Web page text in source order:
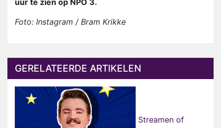
uur te zien op NPO 3.
Foto: Instagram / Bram Krikke
GERELATEERDE ARTIKELEN
Streamen of